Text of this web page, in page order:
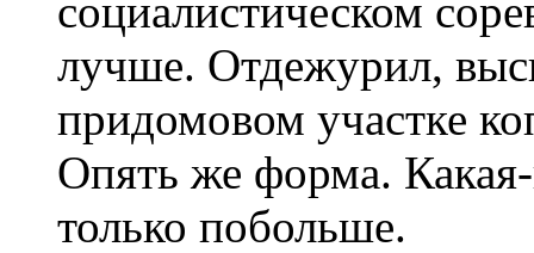
социалистическом
лучше. Отдежурил,
придомовом участке
Опять же форма.
только побольше.